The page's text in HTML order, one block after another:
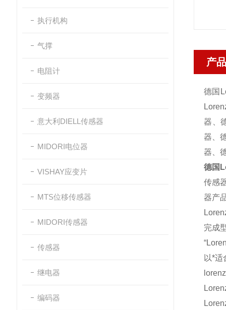
执行机构
气撑
电阻计
变频器
意大利DIELL传感器
MIDORI电位器
VISHAY应变片
MTS位移传感器
MIDORI传感器
传感器
继电器
编码器
产
德国
器 、
器 、
器 、
德国
传感
器产
完成
以*适